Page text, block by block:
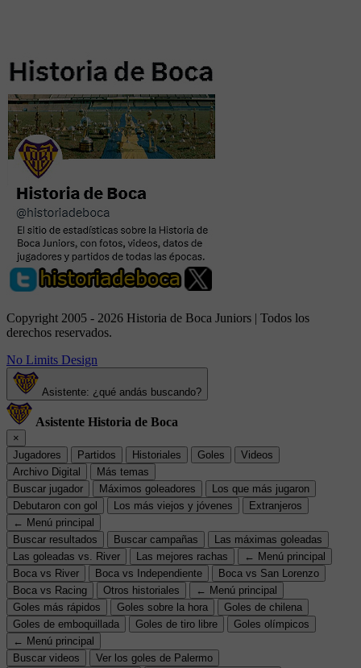
Copyright 2005 - 2026 Historia de Boca Juniors | Todos los
derechos reservados.
No Limits Design
Asistente: ¿qué andás buscando?
Asistente Historia de Boca
×
Jugadores
Partidos Historiales Goles
Videos
Archivo Digital
Más temas
Buscar jugador
Máximos goleadores
Los que más jugaron
Debutaron con gol
Los más viejos y jóvenes
Extranjeros
← Menú principal
Buscar resultados
Buscar campañas
Las máximas goleadas
Las goleadas vs. River
Las mejores rachas
← Menú principal
Boca vs River
Boca vs Independiente
Boca vs San Lorenzo
Boca vs Racing
Otros historiales
← Menú principal
Goles más rápidos
Goles sobre la hora
Goles de chilena
Goles de emboquillada
Goles de tiro libre
Goles olímpicos
← Menú principal
Buscar videos
Ver los goles de Palermo